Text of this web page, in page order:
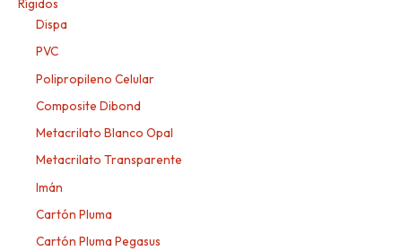
Rígidos
Dispa
PVC
Polipropileno Celular
Composite Dibond
Metacrilato Blanco Opal
Metacrilato Transparente
Imán
Cartón Pluma
Cartón Pluma Pegasus